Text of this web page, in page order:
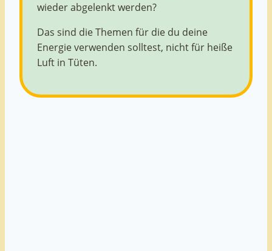
wieder abgelenkt werden?
Das sind die Themen für die du deine
Energie verwenden solltest, nicht für heiße
Luft in Tüten.